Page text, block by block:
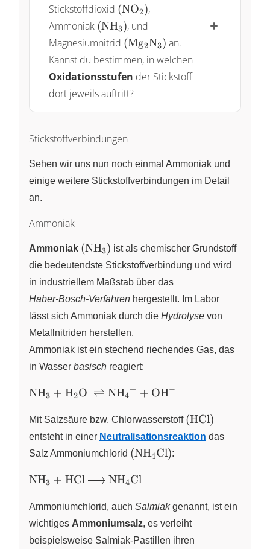
Stickstoffdioxid \left( \ce{NO2} \right)
(NOX
2),
Ammoniak \left( \ce{NH3} \right)
(NHX
3), und
Magnesiumnitrid \left( \ce{Mg2N3} \right)
(MgX
2NX
3) an.
Kannst du bestimmen, in welchen
Oxidationsstufen der Stickstoff
dort jeweils auftritt?
Stickstoffverbindungen
Sehen wir uns nun noch einmal Ammoniak und
einige weitere Stickstoffverbindungen im Detail
an.
Ammoniak
Ammoniak \left(
\ce{NH3}
(NHX
3) ist als chemischer Grundstoff
die bedeutendste Stickstoffverbindung und wird
in industriellem Maßstab über das
Haber‑Bosch‑Verfahren hergestellt. Im Labor
lässt sich Ammoniak durch die Hydrolyse von
Metallnitriden herstellen.
Ammoniak ist ein stechend riechendes Gas, das
in Wasser basisch reagiert:
\ce{NH3 + H2O
NH4^{+} +
OH^{-}}
NHX
3 + HX
2O ⇌ NHX
4 X
+ + OHX
−
Mit Salzsäure bzw. Chlorwasserstoff \left(
\ce{HCl}
(HCl)
entsteht in einer Neutralisationsreaktion das
Salz Ammoniumchlorid \left(
\right)
(NHX
4Cl):
\ce{NH3
>
NH4Cl}
NHX
3 + HCl NHX
4Cl
Ammoniumchlorid, auch Salmiakgenannt, ist ein
wichtiges Ammoniumsalz, es verleiht
beispielsweise Salmiak‑Pastillen ihren